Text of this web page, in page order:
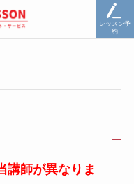
レッスン予
約
講師が異なりま